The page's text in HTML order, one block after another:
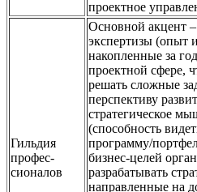
проектное
Гильдия
профес-
сионалов
Основной акцент
экспертизы (опыт
накопленные за
проектной сфере,
решать сложные
перспективу
стратегическое
(способность
программу/
бизнес-целей
разрабатывать
направленные на